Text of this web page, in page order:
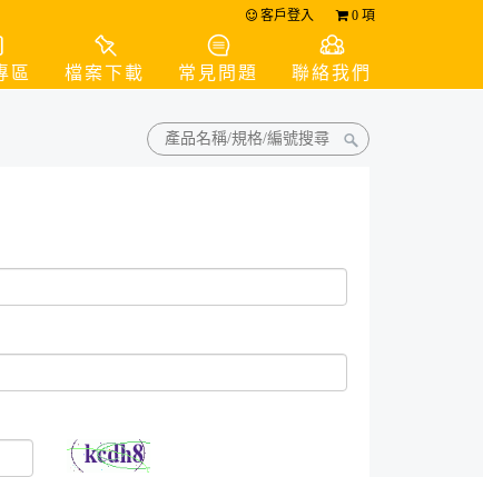
客戶登入 0 項
區 檔案下載 常見問題 聯絡我們